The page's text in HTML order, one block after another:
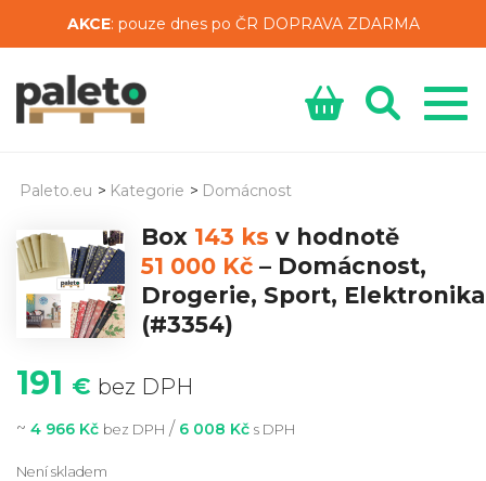
AKCE: pouze dnes po ČR DOPRAVA ZDARMA
Paleto.eu > Kategorie > Domácnost
Box 143 ks v hodnotě
51 000 Kč – Domácnost,
Drogerie, Sport, Elektronika
(#3354)
191 € bez DPH
~ 4 966 Kč bez DPH / 6 008 Kč s DPH
Není skladem